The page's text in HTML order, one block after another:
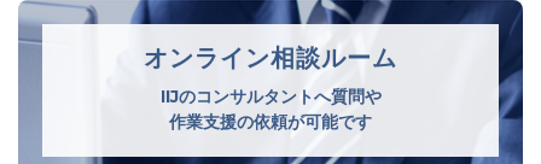
オンライン相談ルーム
IIJのコンサルタントへ質問や
作業支援の依頼が可能です